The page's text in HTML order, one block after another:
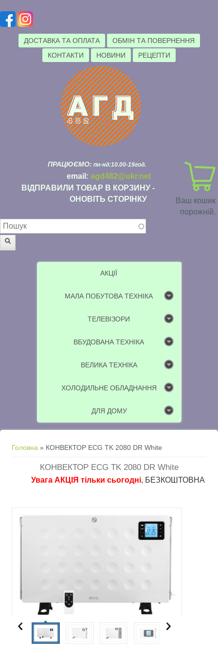
ДОСТАВКА ТА ОПЛАТА
ОБМІН ТА ПОВЕРНЕННЯ
КОНТАКТИ
НОВИНИ РЕЦЕПТИ
Ваш кошик
порожній.
ПРАЦЮЄМО: пн-нд:10.00-19год.
email: agd482@ukr.net
ВІДПРАВИЛИ ТОВАР В КОРЗИНУ -
ОНОВІТЬ СТОРІНКУ
Пошукова форма
АКЦІЇ
МАЛА ПОБУТОВА ТЕХНІКА
ТЕЛЕВІЗОРИ
ВБУДОВАНА ТЕХНІКА
ВЕЛИКА ТЕХНІКА
ХОЛОДИЛЬНЕ ОБЛАДНАННЯ
ДЛЯ ДОМУ
Ви є тут
Головна » КОНВЕКТОР ECG TK 2080 DR White
КОНВЕКТОР ECG TK 2080 DR White
Увага АКЦІЯ тільки сьогодні, БЕЗКОШТОВНА